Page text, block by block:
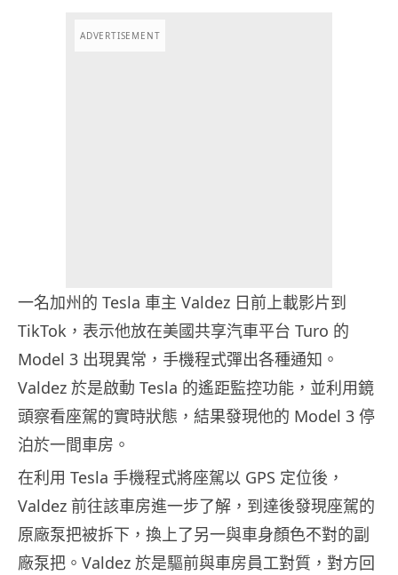
ADVERTISEMENT
一名加州的 Tesla 車主 Valdez 日前上載影片到
TikTok，表示他放在美國共享汽車平台 Turo 的
Model 3 出現異常，手機程式彈出各種通知。
Valdez 於是啟動 Tesla 的遙距監控功能，並利用鏡
頭察看座駕的實時狀態，結果發現他的 Model 3 停
泊於一間車房。
在利用 Tesla 手機程式將座駕以 GPS 定位後，
Valdez 前往該車房進一步了解，到達後發現座駕的
原廠泵把被拆下，換上了另一與車身顏色不對的副
廠泵把。Valdez 於是驅前與車房員工對質，對方回